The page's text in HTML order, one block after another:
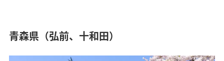
青森県（弘前、十和田）